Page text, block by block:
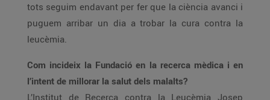
tots seguim endavant per fer que la ciència avanci i
puguem arribar un dia a trobar la cura contra la
leucèmia.
Com incideix la Fundació en la recerca mèdica i en
l’intent de millorar la salut dels malalts?
L’Institut de Recerca contra la Leucèmia Josep